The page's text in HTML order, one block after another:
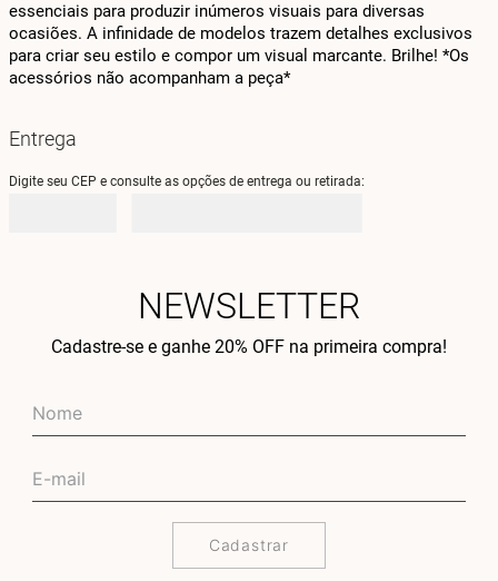
essenciais para produzir inúmeros visuais para diversas
ocasiões. A infinidade de modelos trazem detalhes exclusivos
para criar seu estilo e compor um visual marcante. Brilhe! *Os
acessórios não acompanham a peça*
Entrega
Digite seu CEP e consulte as opções de entrega ou retirada:
NEWSLETTER
Cadastre-se e ganhe 20% OFF na primeira compra!
Cadastrar